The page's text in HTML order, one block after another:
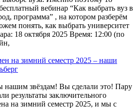
вебинар “Как выбрать вуз в
программа” , на котором разберём
понять, как выбрать университет
18 октября 2025 Время: 12:00 (по
на зимний семестр 2025 – наши
нашим звёздам! Вы сделали это! Пару
результаты заключительного
на зимний семестр 2025, и мы с